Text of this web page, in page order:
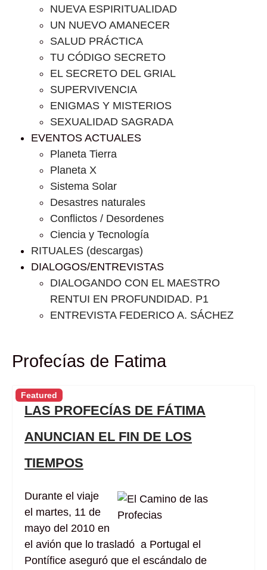
NUEVA ESPIRITUALIDAD
UN NUEVO AMANECER
SALUD PRÁCTICA
TU CÓDIGO SECRETO
EL SECRETO DEL GRIAL
SUPERVIVENCIA
ENIGMAS Y MISTERIOS
SEXUALIDAD SAGRADA
EVENTOS ACTUALES
Planeta Tierra
Planeta X
Sistema Solar
Desastres naturales
Conflictos / Desordenes
Ciencia y Tecnología
RITUALES (descargas)
DIALOGOS/ENTREVISTAS
DIALOGANDO CON EL MAESTRO
RENTUI EN PROFUNDIDAD. P1
ENTREVISTA FEDERICO A. SÁCHEZ
Profecías de Fatima
Featured
LAS PROFECÍAS DE FÁTIMA
ANUNCIAN EL FIN DE LOS
TIEMPOS
Durante el viaje
el martes, 11 de
mayo del 2010 en
el avión que lo trasladó a Portugal el
Pontífice aseguró que el escándalo de